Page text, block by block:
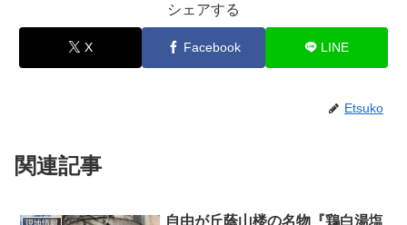
シェアする
X Facebook LINE
Etsuko
関連記事
現地情報
自由が丘蔭山楼の名物『鶏白湯塩